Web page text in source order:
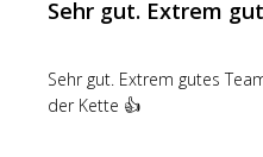
Sehr gut. Extrem
Sehr gut. Extrem gutes
der Kette 👍